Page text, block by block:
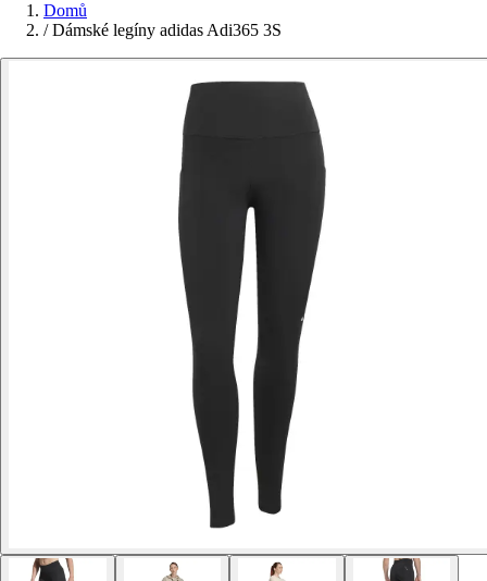
Domů
/ Dámské legíny adidas Adi365 3S